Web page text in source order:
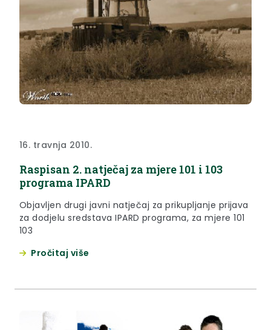
16. travnja 2010.
Raspisan 2. natječaj za mjere 101 i 103
programa IPARD
Objavljen drugi javni natječaj za prikupljanje prijava
za dodjelu sredstava IPARD programa, za mjere 101
103
Pročitaj više